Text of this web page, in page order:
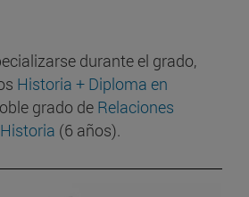
durante el grado,
Historia + Diploma en
grado de Relaciones
(6 años).